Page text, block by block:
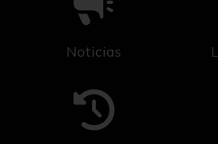
Noticias